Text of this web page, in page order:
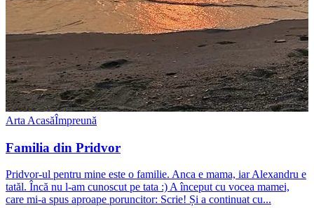
Arta AcasăÎmpreună
Familia din Pridvor
Pridvor-ul pentru mine este o familie. Anca e mama, iar Alexandru e
tatăl. Încă nu l-am cunoscut pe tata :) A început cu vocea mamei,
care mi-a spus aproape poruncitor: Scrie! Și a continuat cu...